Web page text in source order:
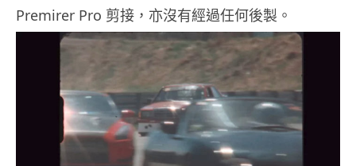
Premirer Pro 剪接，亦沒有經過任何後製。